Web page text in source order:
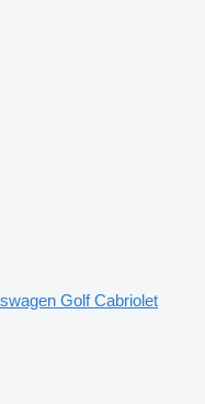
Golf Cabriolet